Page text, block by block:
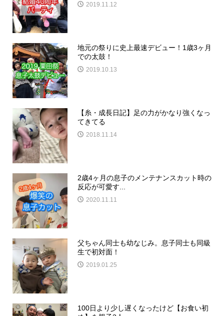
2019.11.12
地元の祭りに史上最速デビュー！1歳3ヶ月
での太鼓！
2019.10.13
【糸・成長日記】足の力がかなり強くなっ
てきてる
2018.11.14
2歳4ヶ月の息子のメンテナンスカット時の
反応が可愛す...
2020.11.11
父ちゃん同士も幼なじみ。息子同士も同級
生で初対面！
2019.01.25
100日より少し遅くなったけど【お食い初